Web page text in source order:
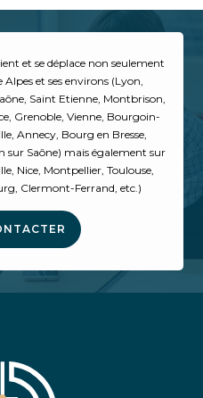
et se déplace non seulement
et ses environs (Lyon,
Saint Etienne, Montbrison,
Grenoble, Vienne, Bourgoin-
Annecy, Bourg en Bresse,
sur Saône) mais également sur
Nice, Montpellier, Toulouse,
Clermont-Ferrand, etc.)